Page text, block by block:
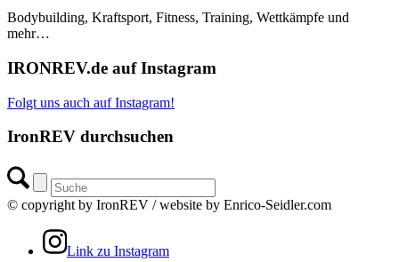
Bodybuilding, Kraftsport, Fitness, Training, Wettkämpfe und
mehr…
IRONREV.de auf Instagram
Folgt uns auch auf Instagram!
IronREV durchsuchen
© copyright by IronREV / website by Enrico-Seidler.com
Link zu Instagram